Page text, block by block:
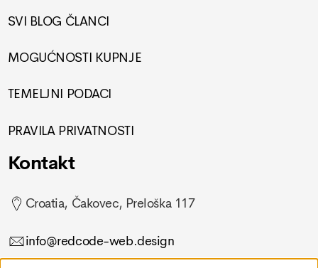
SVI BLOG ČLANCI
MOGUĆNOSTI KUPNJE
TEMELJNI PODACI
PRAVILA PRIVATNOSTI
Kontakt
Croatia, Čakovec, Preloška 117
info@redcode-web.design